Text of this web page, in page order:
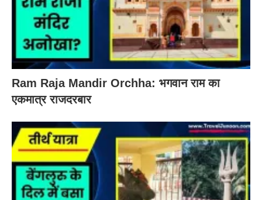
Ram Raja Mandir Orchha: भगवान राम का
एकमात्र राजदरबार